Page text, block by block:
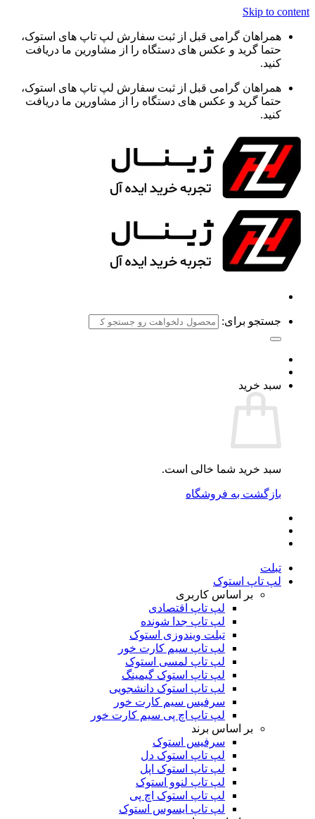
Skip to content
همراهان گرامی قبل از ثبت سفارش لپ تاپ های استوک،
حتما گرید و عکس های دستگاه را از مشاورین ما دریافت
کنید.
همراهان گرامی قبل از ثبت سفارش لپ تاپ های استوک،
حتما گرید و عکس های دستگاه را از مشاورین ما دریافت
کنید.
جستجو برای:
سبد خرید
سبد خرید شما خالی است.
بازگشت به فروشگاه
تبلت
لپ تاپ استوک
بر اساس کاربری
لپ تاپ اقتصادی
لپ تاپ جدا شونده
تبلت ویندوزی استوک
لپ تاپ سیم کارت خور
لپ تاپ لمسی استوک
لپ تاپ استوک گیمینگ
لپ تاپ استوک دانشجویی
سرفیس سیم کارت خور
لپ تاپ اچ پی سیم کارت خور
بر اساس برند
سرفیس استوک
لپ تاپ استوک دل
لپ تاپ استوک اپل
لپ تاپ لنوو استوک
لپ تاپ استوک اچ پی
لپ تاپ ایسوس استوک